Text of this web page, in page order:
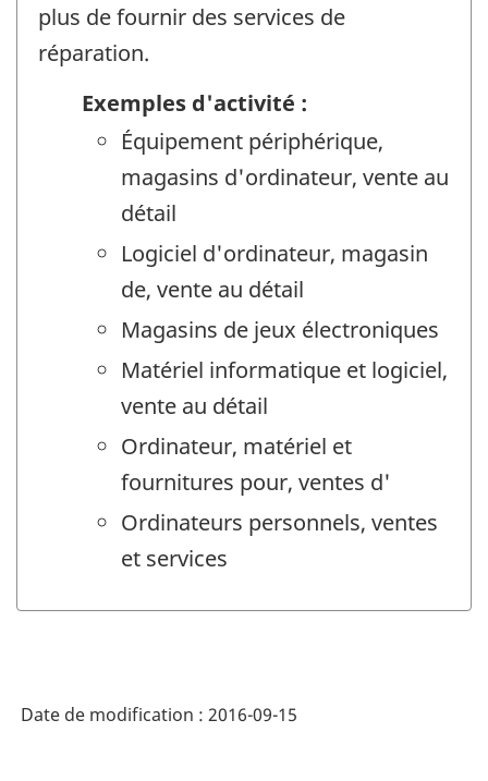
plus de fournir des services de
réparation.
Exemples d'activité :
Équipement périphérique,
magasins d'ordinateur, vente au
détail
Logiciel d'ordinateur, magasin
de, vente au détail
Magasins de jeux électroniques
Matériel informatique et logiciel,
vente au détail
Ordinateur, matériel et
fournitures pour, ventes d'
Ordinateurs personnels, ventes
et services
Date de modification : 2016-09-15